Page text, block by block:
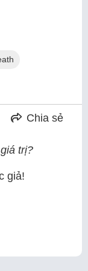
Chia sẻ
trị?
giả!